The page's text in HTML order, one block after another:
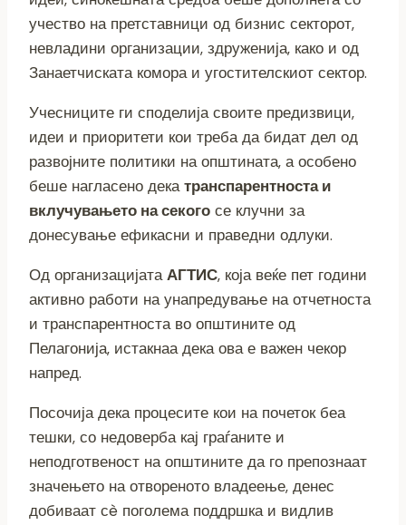
учество на претставници од бизнис секторот,
невладини организации, здруженија, како и од
Занаетчиската комора и угостителскиот сектор.
Учесниците ги споделија своите предизвици,
идеи и приоритети кои треба да бидат дел од
развојните политики на општината, а особено
беше нагласено декатранспарентноста и
вклучувањето на секого се клучни за
донесување ефикасни и праведни одлуки.
Од организацијатаАГТИС, која веќе пет години
активно работи на унапредување на отчетноста
и транспарентноста во општините од
Пелагонија, истакнаа дека ова е важен чекор
напред.
Посочија дека процесите кои на почеток беа
тешки, со недоверба кај граѓаните и
неподготвеност на општините да го препознаат
значењето на отвореното владеење, денес
добиваат сè поголема поддршка и видлив